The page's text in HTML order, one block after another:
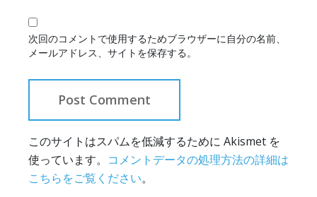
次回のコメントで使用するためブラウザーに自分の名前、
メールアドレス、サイトを保存する。
このサイトはスパムを低減するために Akismet を
使っています。 コメントデータの処理方法の詳細は
こちらをご覧ください。